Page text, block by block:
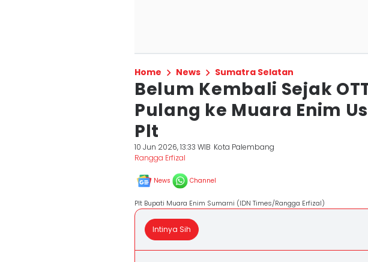
Home News Sumatra Selatan
Belum Kembali Sejak
Pulang ke Muara Enim
Plt
10 Jun 2026, 13:33 WIB Kota Palembang
Rangga Erfizal
News Channel
Plt Bupati Muara Enim Sumarni (IDN Times/Rangga Erfizal)
Intinya Sih